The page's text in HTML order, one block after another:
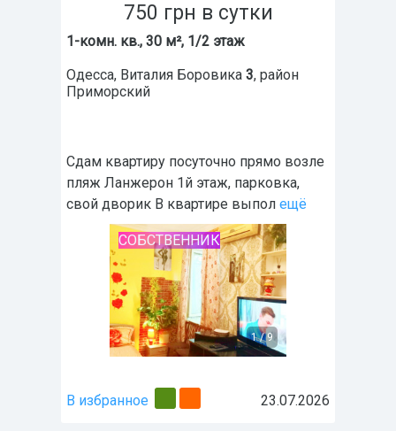
750 грн в сутки
1-комн. кв., 30 м², 1/2 этаж
Одесса, Виталия Боровика 3, район
Приморский
Сдам квартиру посуточно прямо возле
пляж Ланжерон 1й этаж, парковка,
свой дворик В квартире выпол ещё
1/9
СОБСТВЕННИК
В избранное 23.07.2026